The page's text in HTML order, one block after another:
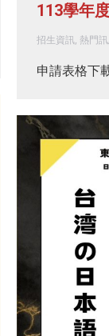
113學年
招生資訊, 熱門
申請表格下